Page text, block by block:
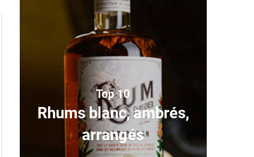
Top 10
Rhums blanc, ambrés,
arrangés